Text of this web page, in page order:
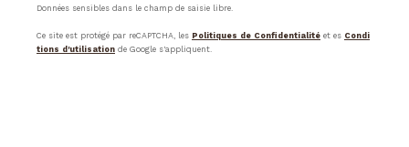
Données sensibles dans le champ de saisie libre.
Ce site est protégé par reCAPTCHA, les Politiques de Confidentialité et es Condi
tions d'utilisation de Google s'appliquent.